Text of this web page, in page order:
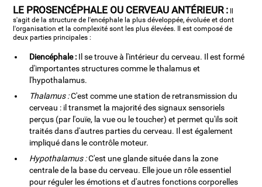
LE PROSENCÉPHALE OU CERVEAU ANTÉRIEUR :
s'agit de la structure de l'encéphale la plus développée, évoluée et dont
l'organisation et la complexité sont les plus élevées. Il est composé de
deux parties principales :
Diencéphale : Il se trouve à l'intérieur du cerveau. Il est formé
d'importantes structures comme le thalamus et
l'hypothalamus.
Thalamus :C'est comme une station de retransmission du
cerveau : il transmet la majorité des signaux sensoriels
perçus (par l'ouïe, la vue ou le toucher) et permet qu'ils soit
traités dans d'autres parties du cerveau. Il est également
impliqué dans le contrôle moteur.
Hypothalamus :C'est une glande située dans la zone
centrale de la base du cerveau. Elle joue un rôle essentiel
pour réguler les émotions et d'autres fonctions corporelles